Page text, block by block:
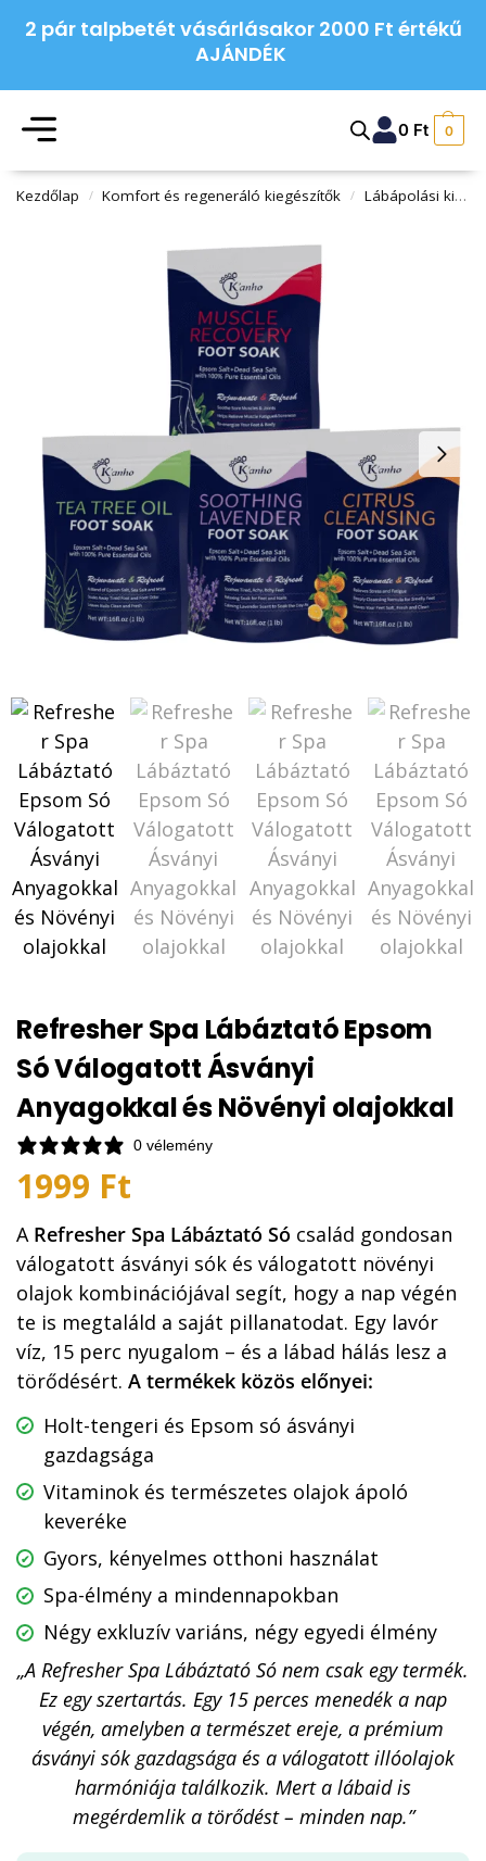
2 pár talpbetét vásárlásakor 2000 Ft értékű
AJÁNDÉK
0 Ft 0
Kezdőlap / Komfort és regeneráló kiegészítők / Lábápolási kiegészítők
Refresher Spa Lábáztató Epsom
Só Válogatott Ásványi
Anyagokkal és Növényi olajokkal
0 vélemény
1999 Ft
A Refresher Spa Lábáztató Só család gondosan
válogatott ásványi sók és válogatott növényi
olajok kombinációjával segít, hogy a nap végén
te is megtaláld a saját pillanatodat. Egy lavór
víz, 15 perc nyugalom – és a lábad hálás lesz a
törődésért. A termékek közös előnyei:
Holt-tengeri és Epsom só ásványi
gazdagsága
Vitaminok és természetes olajok ápoló
keveréke
Gyors, kényelmes otthoni használat
Spa-élmény a mindennapokban
Négy exkluzív variáns, négy egyedi élmény
„A Refresher Spa Lábáztató Só nem csak egy termék.
Ez egy szertartás. Egy 15 perces menedék a nap
végén, amelyben a természet ereje, a prémium
ásványi sók gazdagsága és a válogatott illóolajok
harmóniája találkozik. Mert a lábaid is
megérdemlik a törődést – minden nap.”